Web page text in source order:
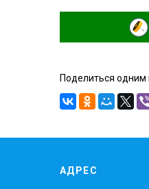
Поделиться одним
АДРЕС